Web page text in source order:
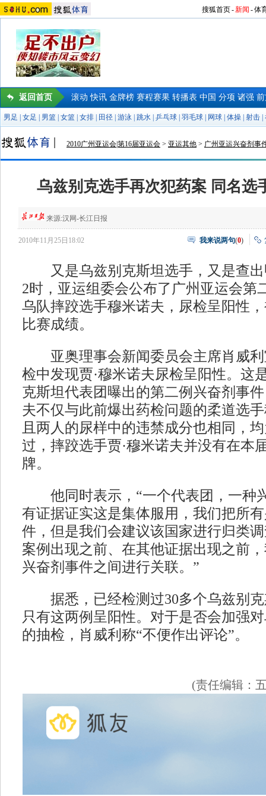
搜狐首页-新闻 -体
返回首页 滚动 快讯 金牌榜 赛程赛果 转播表 中国 分项 诸强
男足 女足 男篮 女篮 女排 田径 游泳 跳水 乒乓球 羽毛球 网球 体操 射击
2010广州亚运会|第16届亚运会 > 亚运其他 > 广州亚运兴奋剂事
乌兹别克选手再次犯药案 同名选
来源:汉网-长江日报
2010年11月25日18:02 我来说两句(0)
又是乌兹别克斯坦选手，又是查出
2时，亚运组委会公布了广州亚运会第
乌队摔跤选手穆米诺夫，尿检呈阳性
比赛成绩。
亚奥理事会新闻委员会主席肖威利
检中发现贾·穆米诺夫尿检呈阳性。这
克斯坦代表团曝出的第二例兴奋剂事
夫不仅与此前爆出药检问题的柔道选
且两人的尿样中的违禁成分也相同，
过，摔跤选手贾·穆米诺夫并没有在本
牌。
他同时表示，“一个代表团，一种
有证据证实这是集体服用，我们把所
件，但是我们会建议该国家进行归类
案例出现之前、在其他证据出现之前
兴奋剂事件之间进行关联。”
据悉，已经检测过30多个乌兹别克
只有这两例呈阳性。对于是否会加强
的抽检，肖威利称“不便作出评论”。
(责任编辑：